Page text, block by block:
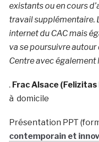
existants ou en cours
travail supplémentaire.
internet du CAC mais
va se poursuivre
Centre avec également
. Frac Alsace
à domicile
Présentation PPT
contemporain et